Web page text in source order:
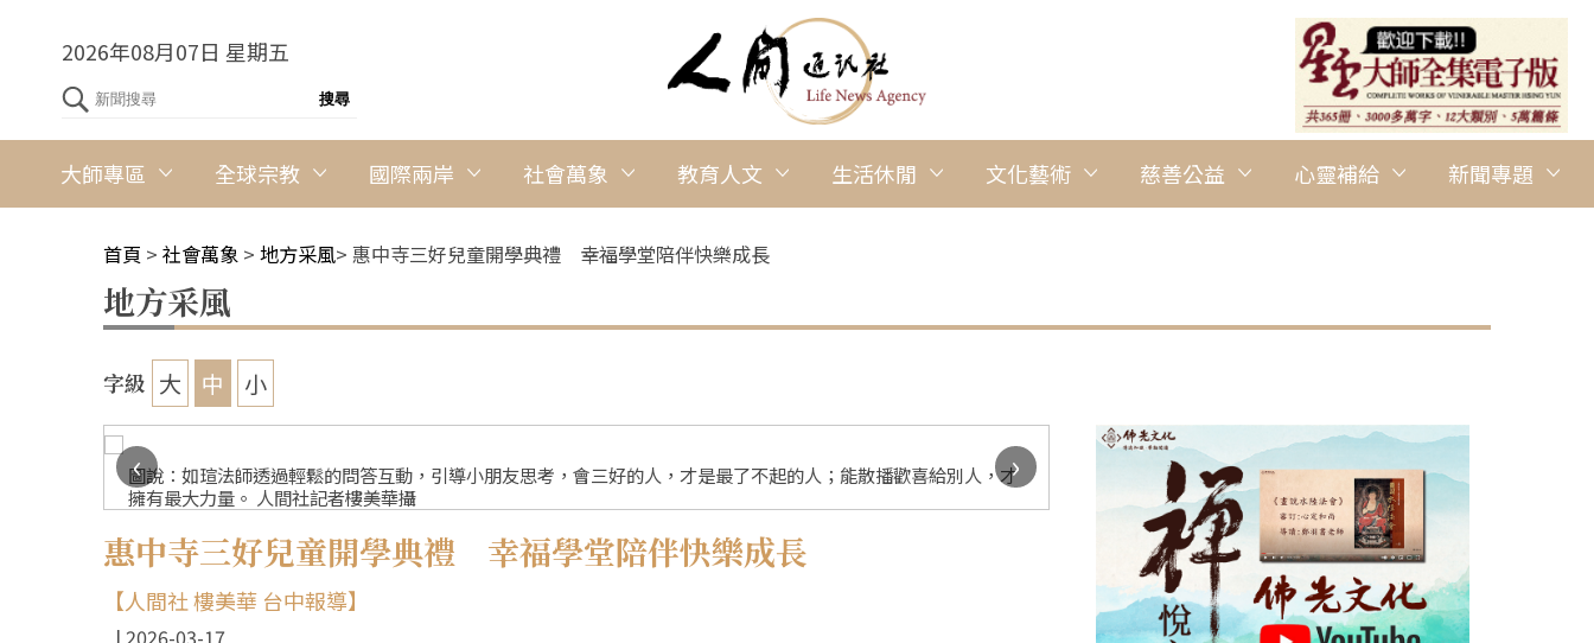
2026年08月07日 星期五
大師專區 全球宗教 國際兩岸 社會萬象 教育人文 生活休閒 文化藝術 慈善公益 心靈補給 新聞專題
首頁 > 社會萬象 > 地方采風> 惠中寺三好兒童開學典禮 幸福學堂陪伴快樂成長
地方采風
字級 大 中 小
圖說：如瑄法師透過輕鬆的問答互動，引導小朋友思考，會三好的人，才是最了不起的人；能散播歡喜給別人，才
擁有最大力量。 人間社記者樓美華攝
圖說：惠中寺副住持如瑄法師頒發三好行動手冊及三好徽章給小
‹
›
惠中寺三好兒童開學典禮 幸福學堂陪伴快樂成長
【人間社 樓美華 台中報導】
2026-03-17